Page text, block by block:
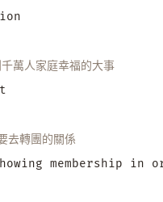
萬人家庭幸福的大事
去轉團的關係
membership in